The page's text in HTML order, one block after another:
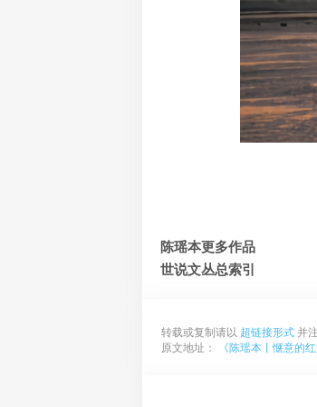
陈瑶本更多作品
世说文丛总索引
转载或复制请以 超链接形式 并
原文地址：
《陈瑶本丨惬意的